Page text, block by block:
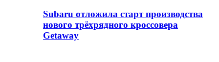
Subaru отложила старт производства
нового трёхрядного кроссовера
Getaway